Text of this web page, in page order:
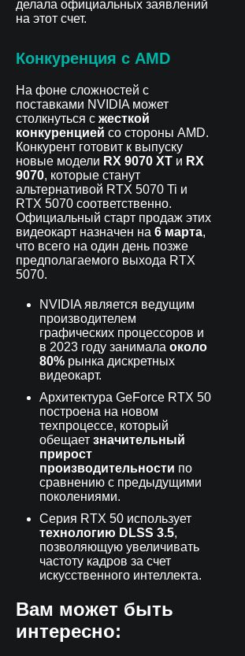
делала официальных заявлений
на этот счет.
Конкуренция с AMD
На фоне сложностей с
поставками NVIDIA может
столкнуться с жесткой
конкуренцией со стороны AMD.
Конкурент готовит к выпуску
новые модели RX 9070 XT и RX
9070, которые станут
альтернативой RTX 5070 Ti и
RTX 5070 соответственно.
Официальный старт продаж этих
видеокарт назначен на 6 марта,
что всего на один день позже
предполагаемого выхода RTX
5070.
NVIDIA является ведущим
производителем
графических процессоров и
в 2023 году занимала около
80% рынка дискретных
видеокарт.
Архитектура GeForce RTX 50
построена на новом
техпроцессе, который
обещает значительный
прирост
производительности по
сравнению с предыдущими
поколениями.
Серия RTX 50 использует
технологию DLSS 3.5,
позволяющую увеличивать
частоту кадров за счет
искусственного интеллекта.
Вам может быть
интересно: